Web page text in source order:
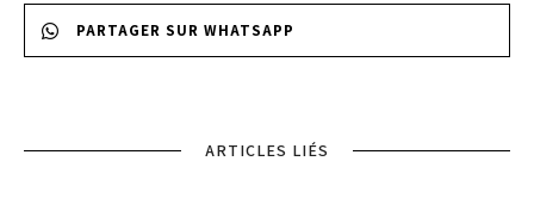
PARTAGER SUR WHATSAPP
ARTICLES LIÉS